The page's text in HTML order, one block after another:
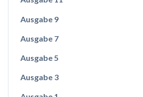
Ausgabe 9
Ausgabe 7
Ausgabe 5
Ausgabe 3